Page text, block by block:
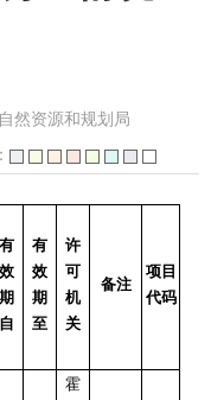
然资源和规划局
有
效
期
自
有
效
期
至
许
可
机
关
备注
项目
代码
霍